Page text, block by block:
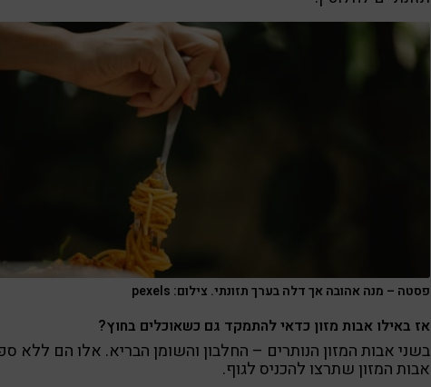
פסטה – מנה אהובה אך דלה בערך תזונתי. צילום: pexels
אז באילו אבות מזון כדאי להתמקד גם כשאוכלים בחוץ?
בשני אבות המזון הנותרים – החלבון והשומן הבריא. אלו הם ללא
אבות המזון שתרצו להכניס לגוף.